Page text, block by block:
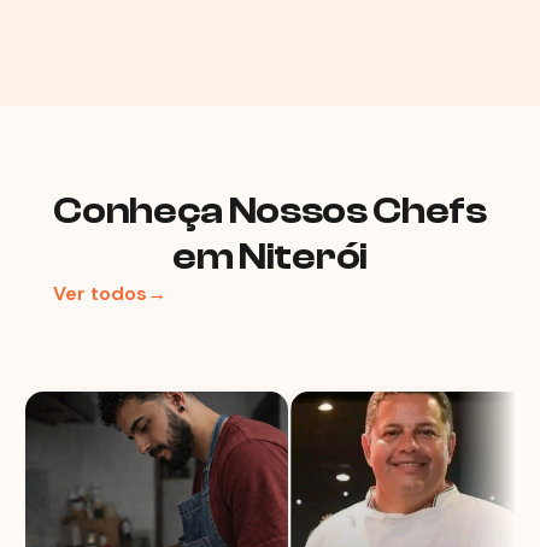
Conheça Nossos Chefs
em Niterói
Ver todos→